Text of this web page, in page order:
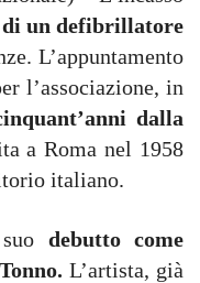
di un defibrillatore
L’appuntamento
l’associazione, in
dalla
a Roma nel 1958
italiano.
debutto come
L’artista, già